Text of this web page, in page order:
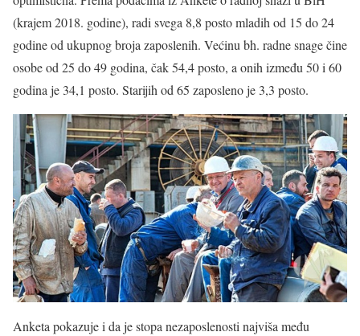
(krajem 2018. godine), radi svega 8,8 posto mladih od 15 do 24
godine od ukupnog broja zaposlenih. Većinu bh. radne snage čine
osobe od 25 do 49 godina, čak 54,4 posto, a onih između 50 i 60
godina je 34,1 posto. Starijih od 65 zaposleno je 3,3 posto.
Anketa pokazuje i da je stopa nezaposlenosti najviša među